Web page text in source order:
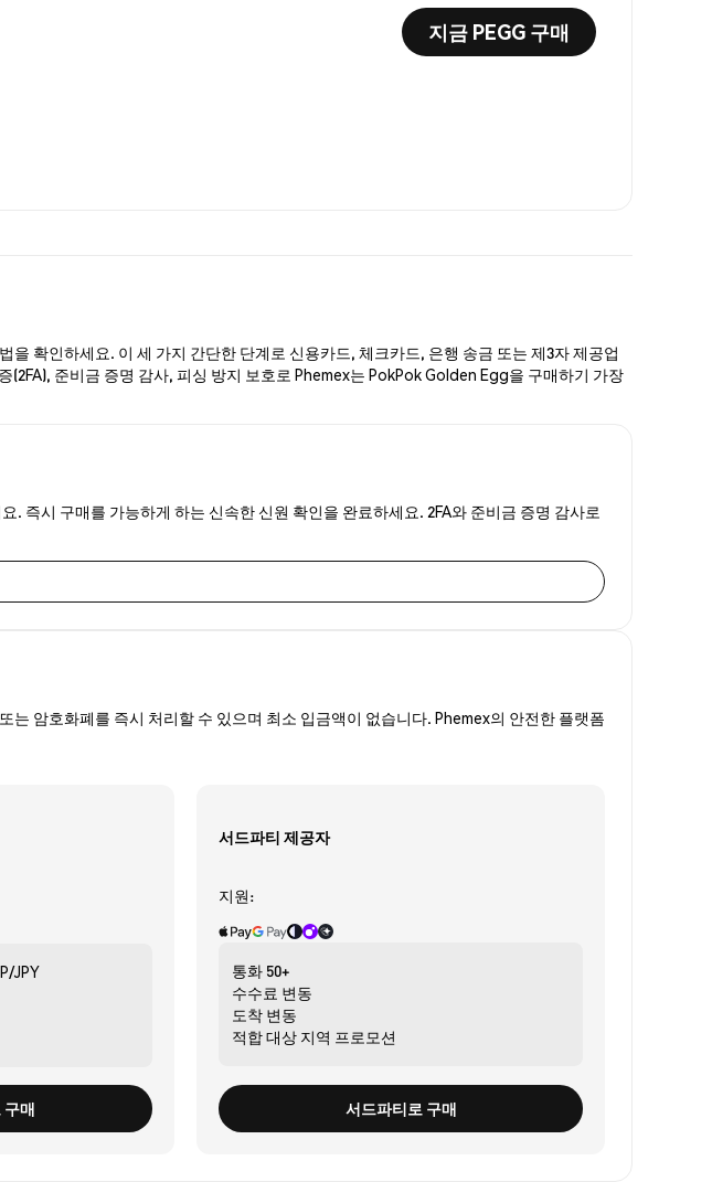
지금 PEGG 구매
확인하세요. 이 세 가지 간단한 단계로 신용카드, 체크카드, 은행 송금 또는 제3자 제공업
준비금 증명 감사, 피싱 방지 보호로 Phemex는 PokPok Golden Egg을 구매하기 가장
즉시 구매를 가능하게 하는 신속한 신원 확인을 완료하세요. 2FA와 준비금 증명 감사로
암호화폐를 즉시 처리할 수 있으며 최소 입금액이 없습니다. Phemex의 안전한 플랫폼
JPY
구매
서드파티 제공자
지원:
통화 50+
수수료 변동
도착 변동
적합 대상 지역 프로모션
서드파티로 구매